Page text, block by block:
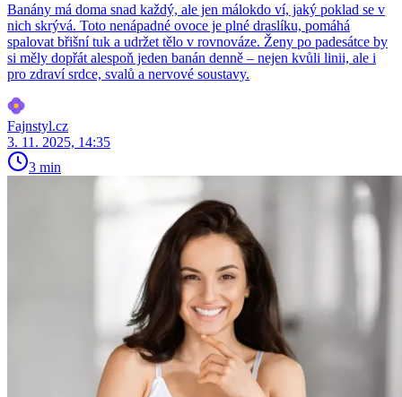
Banány má doma snad každý, ale jen málokdo ví, jaký poklad se v
nich skrývá. Toto nenápadné ovoce je plné draslíku, pomáhá
spalovat břišní tuk a udržet tělo v rovnováze. Ženy po padesátce by
si měly dopřát alespoň jeden banán denně – nejen kvůli linii, ale i
pro zdraví srdce, svalů a nervové soustavy.
Fajnstyl.cz
3. 11. 2025, 14:35
3 min